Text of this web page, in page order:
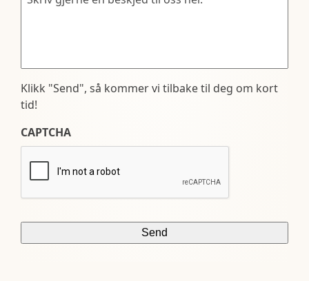
Klikk "Send", så kommer vi tilbake til deg om kort
tid!
CAPTCHA